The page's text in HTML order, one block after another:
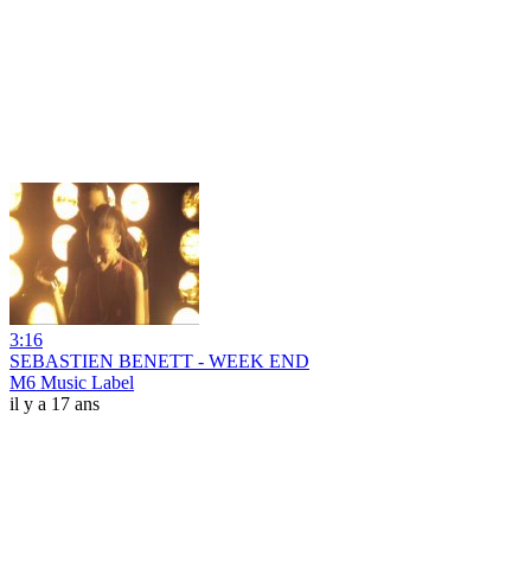
3:16
SEBASTIEN BENETT - WEEK END
M6 Music Label
il y a 17 ans